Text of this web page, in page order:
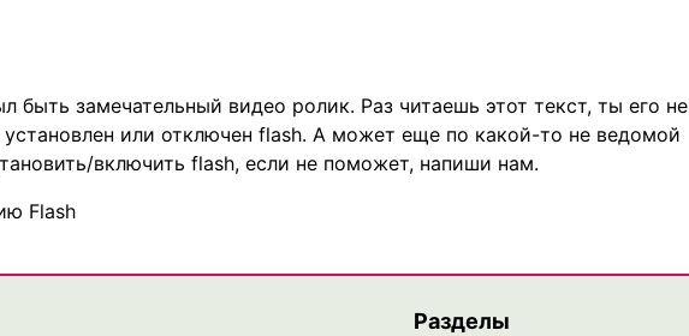
быть замечательный видео ролик. Раз читаешь этот текст, ты его не
или отключен flash. А может еще по какой-то не ведомой
включить flash, если не поможет, напиши нам.
Flash
Разделы